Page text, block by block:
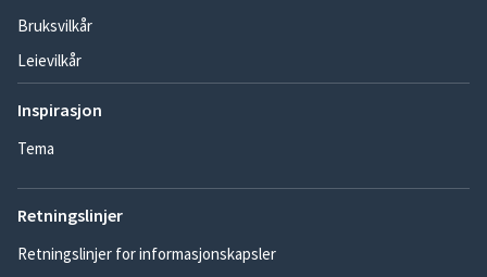
Bruksvilkår
Leievilkår
Inspirasjon
Tema
Retningslinjer
Retningslinjer for informasjonskapsler